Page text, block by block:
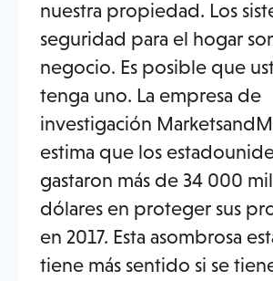
nuestra propiedad. Los
seguridad para el hogar
negocio. Es posible que
tenga uno. La empresa de
investigación
estima que los
gastaron más de 34 000
dólares en proteger sus
en 2017. Esta asombrosa
tiene más sentido si se